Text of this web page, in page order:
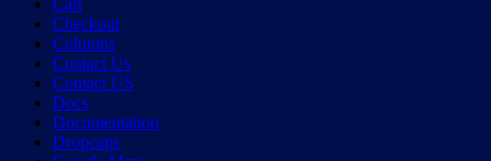
Checkout
Columns
Contact Us
Contact US
Docs
Documentation
Dropcaps